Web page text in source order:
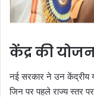
केंद्र की
नई सरकार ने उन केंद्रीय
जिन पर पहले राज्य स्तर